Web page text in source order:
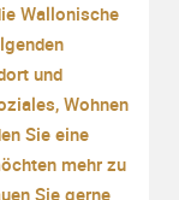
Wallonische
und
Wohnen
Sie eine
mehr zu
Sie gerne